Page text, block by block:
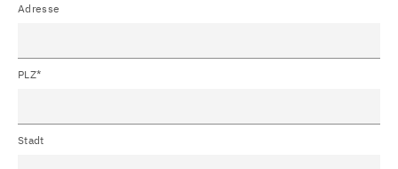
Adresse
PLZ*
Stadt